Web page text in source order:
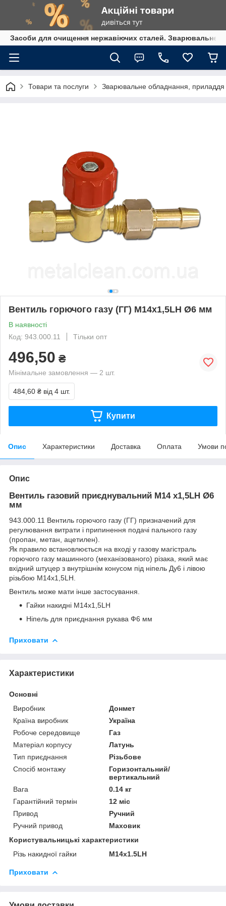
Засоби для очищення нержавіючих сталей. Зварювальне
Товари та послуги Зварювальне обладнання, приладдя
Вентиль горючого газу (ГГ) М14х1,5LH Ø6 мм
В наявності
Код: 943.000.11
Тільки опт
496,50 ₴
Мінімальне замовлення — 2 шт.
484,60 ₴ від 4 шт.
Купити
Опис Характеристики Доставка Оплата Умови
Опис
Вентиль газовий приєднувальний М14 х1,5LH Ø6
мм
943.000.11 Вентиль горючого газу (ГГ) призначений для
регулювання витрати і припинення подачі пального газу
(пропан, метан, ацетилен).
Як правило встановлюється на вході у газову магістраль
горючого газу машинного (механізованого) різака, який має
вхідний штуцер з внутрішнім конусом під ніпель Ду6 і лівою
різьбою М14х1,5LH.
Вентиль може мати інше застосування.
Гайки накидні М14х1,5LH
Ніпель для приєднання рукава Ф6 мм
Приховати
Характеристики
Основні
Виробник
Донмет
Країна виробник
Україна
Робоче середовище
Газ
Матеріал корпусу
Латунь
Тип приєднання
Різьбове
Спосіб монтажу
Горизонтальний/
вертикальний
Вага
0.14 кг
Гарантійний термін
12 міс
Привод
Ручний
Ручний привод
Маховик
Користувальницькі характеристики
Різь накидної гайки
М14х1.5LH
Приховати